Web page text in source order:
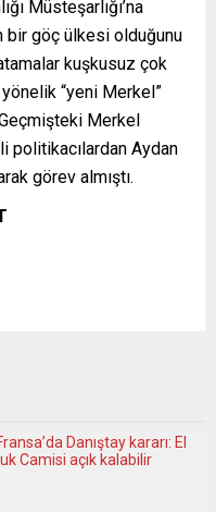
Müsteşarlığı’na
bir göç ülkesi olduğunu
kuşkusuz çok
“yeni Merkel”
Merkel
politikacılardan Aydan
görev almıştı.